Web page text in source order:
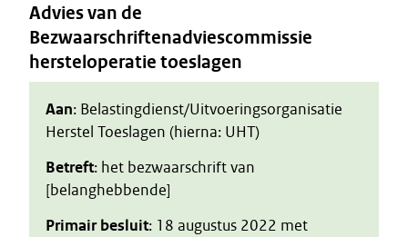
Advies van de
Bezwaarschriftenadviescommissie
hersteloperatie toeslagen
Aan: Belastingdienst/Uitvoeringsorganisatie
Herstel Toeslagen (hierna: UHT)
Betreft: het bezwaarschrift van
[belanghebbende]
Primair besluit: 18 augustus 2022 met